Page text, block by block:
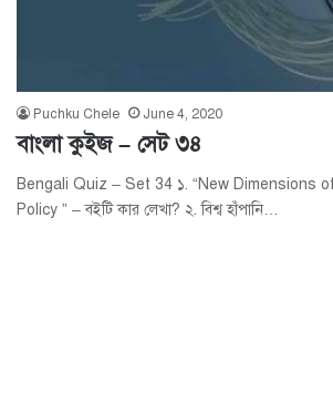
Puchku Chele June 4, 2020
বাংলা কুইজ – সেট ৩৪
Bengali Quiz – Set 34 ১. “New Dimensions
Policy ” – বইটি কার লেখা? ২. বিশ্ব হাঁপানি…